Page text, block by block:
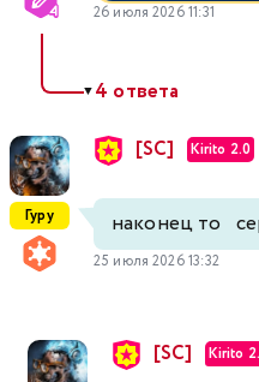
26 июля 2026 11:31
▼4 ответа
Гуру
[SC] Kirito 2.0
наконец то
25 июля 2026 13:32
[SC] Kirito